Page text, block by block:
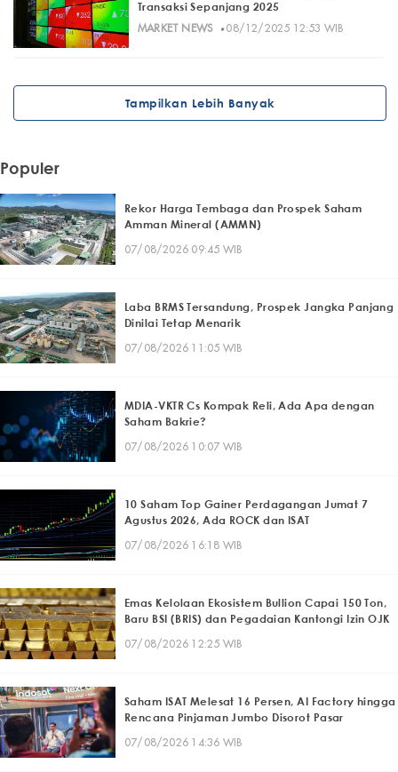
Transaksi Sepanjang 2025
MARKET NEWS· 08/12/2025 12:53 WIB
Tampilkan Lebih Banyak
Populer
Rekor Harga Tembaga dan Prospek Saham
Amman Mineral (AMMN)
07/08/2026 09:45 WIB
Laba BRMS Tersandung, Prospek Jangka Panjang
Dinilai Tetap Menarik
07/08/2026 11:05 WIB
MDIA-VKTR Cs Kompak Reli, Ada Apa dengan
Saham Bakrie?
07/08/2026 10:07 WIB
10 Saham Top Gainer Perdagangan Jumat 7
Agustus 2026, Ada ROCK dan ISAT
07/08/2026 16:18 WIB
Emas Kelolaan Ekosistem Bullion Capai 150 Ton,
Baru BSI (BRIS) dan Pegadaian Kantongi Izin OJK
07/08/2026 12:25 WIB
Saham ISAT Melesat 16 Persen, AI Factory hingga
Rencana Pinjaman Jumbo Disorot Pasar
07/08/2026 14:36 WIB